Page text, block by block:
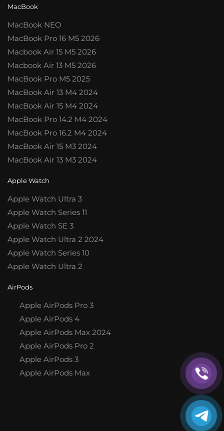
MacBook
MacBook NEO
MacBook Pro 16 M5 2026
Macbook Air 15 M5 2026
Macbook Air 13 M5 2026
MacBook Pro M5 2025
MacBook Air 13 M4 2024
MacBook Air 15 M4 2024
MacBook Pro 14.2 M4 2024
MacBook Pro 16.2 M4 2024
MacBook Air 15 M3 2024
MacBook Air 13 M3 2024
Apple Watch
Apple Watch Ultra 3
Apple Watch Series 11
Apple Watch SE 3
Apple Watch Ultra 2 2024
Apple Watch Series 10
Apple Watch Ultra 2
AirPods
Apple AirPods Pro 3
Apple AirPods 4
Apple AirPods Max 2024
Apple AirPods Pro 2
Apple AirPods 3
Apple AirPods Max